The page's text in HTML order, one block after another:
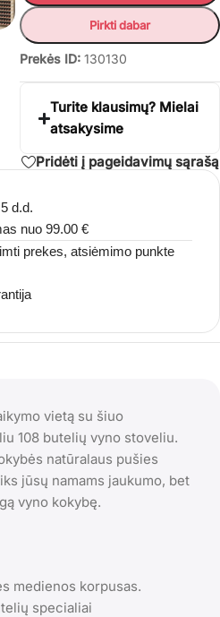
Pirkti dabar
Prekės ID: 130130
Turite klausimų? Mielai
atsakysime
Pridėti į pageidavimų sąrašą
d.d.
nuo 99.00 €
prekes, atsiėmimo punkte
vietą su šiuo
108 butelių vyno stoveliu.
natūralaus pušies
jūsų namams jaukumo, bet
vyno kokybę.
medienos korpusas.
specialiai